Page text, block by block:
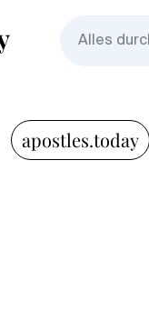
apostles.today